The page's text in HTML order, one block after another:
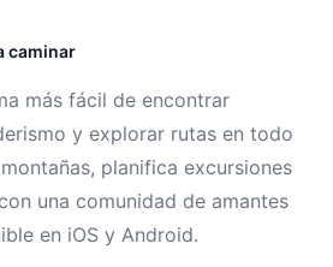
caminar
más fácil de encontrar
y explorar rutas en todo
planifica excursiones
una comunidad de amantes
en iOS y Android.